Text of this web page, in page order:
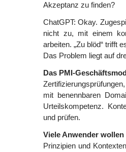
Akzeptanz zu finden?
ChatGPT: Okay.
nicht zu, mit einem
arbeiten. „Zu blöd“ trifft
Das Problem liegt auf
Das PMI-
mit benennbaren
Urteilskompetenz.
und prüfen.
Viele Anwender
Prinzipien und